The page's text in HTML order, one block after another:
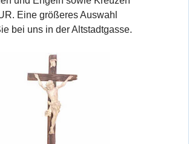
Eine größeres Auswahl
bei uns in der Altstadtgasse.